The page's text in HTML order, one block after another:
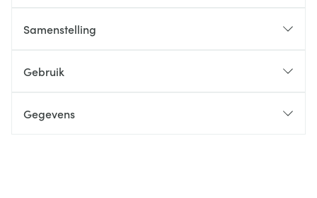
Samenstelling
Gebruik
Gegevens